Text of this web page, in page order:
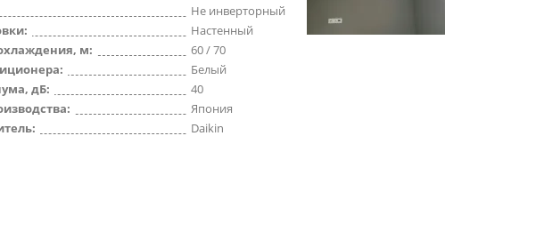
Не инверторный
Настенный
м:
60 / 70
Белый
дБ:
40
Япония
Daikin